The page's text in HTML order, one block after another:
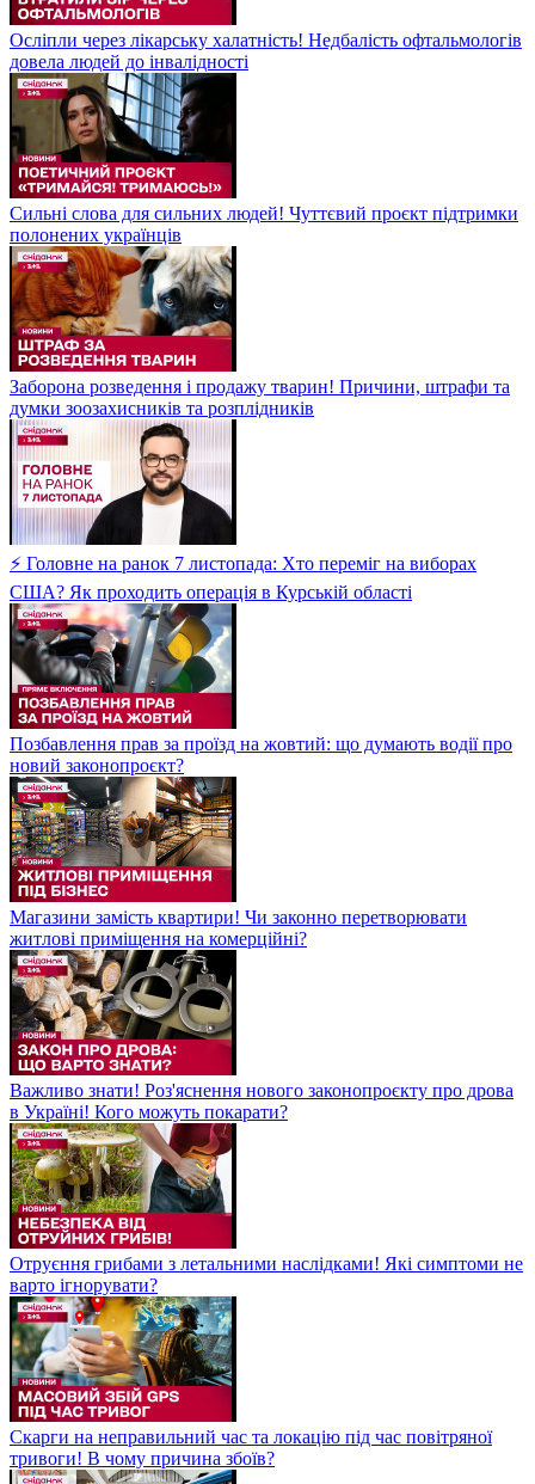
Осліпли через лікарську халатність! Недбалість офтальмологів
довела людей до інвалідності
Сильні слова для сильних людей! Чуттєвий проєкт підтримки
полонених українців
Заборона розведення і продажу тварин! Причини, штрафи та
думки зоозахисників та розплідників
⚡ Головне на ранок 7 листопада: Хто переміг на виборах
США? Як проходить операція в Курській області
Позбавлення прав за проїзд на жовтий: що думають водії про
новий законопроєкт?
Магазини замість квартири! Чи законно перетворювати
житлові приміщення на комерційні?
Важливо знати! Роз'яснення нового законопроєкту про дрова
в Україні! Кого можуть покарати?
Отруєння грибами з летальними наслідками! Які симптоми не
варто ігнорувати?
Скарги на неправильний час та локацію під час повітряної
тривоги! В чому причина збоїв?